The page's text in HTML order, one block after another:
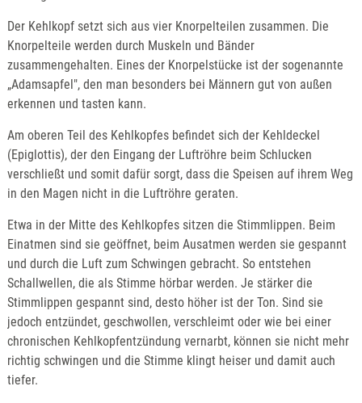
Der Kehlkopf setzt sich aus vier Knorpelteilen zusammen. Die
Knorpelteile werden durch Muskeln und Bänder
zusammengehalten. Eines der Knorpelstücke ist der sogenannte
„Adamsapfel", den man besonders bei Männern gut von außen
erkennen und tasten kann.
Am oberen Teil des Kehlkopfes befindet sich der Kehldeckel
(Epiglottis), der den Eingang der Luftröhre beim Schlucken
verschließt und somit dafür sorgt, dass die Speisen auf ihrem Weg
in den Magen nicht in die Luftröhre geraten.
Etwa in der Mitte des Kehlkopfes sitzen die Stimmlippen. Beim
Einatmen sind sie geöffnet, beim Ausatmen werden sie gespannt
und durch die Luft zum Schwingen gebracht. So entstehen
Schallwellen, die als Stimme hörbar werden. Je stärker die
Stimmlippen gespannt sind, desto höher ist der Ton. Sind sie
jedoch entzündet, geschwollen, verschleimt oder wie bei einer
chronischen Kehlkopfentzündung vernarbt, können sie nicht mehr
richtig schwingen und die Stimme klingt heiser und damit auch
tiefer.